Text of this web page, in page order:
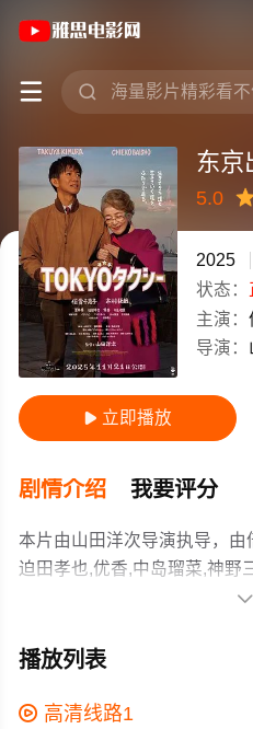
 
《东京出租车》
东京
5.0
很差较差
还行推荐力荐
2025
状态：
主演：
导演：
 立即播放
剧情介绍 我要评分
本片由山田洋次导演执导，
迫田孝也,优香,中岛瑠菜,神野
槙田雄司,北山雅康,木村优来,
和观众们都期待不已。
日奔波于都市间工作养家，
浩二接到一项特别的委托——
作为一部 上映的剧情电影，

播放列表
 高清线路1